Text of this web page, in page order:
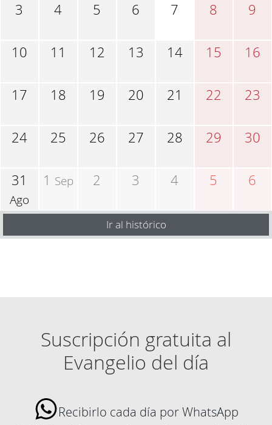
3 4 5 6 7 8 9
10 11 12 13 14 15 16
17 18 19 20 21 22 23
24 25 26 27 28 29 30
31
Ago
1 Sep 2 3 4 5 6
Ir al histórico
Suscripción gratuita al
Evangelio del día
Recibirlo cada día por WhatsApp